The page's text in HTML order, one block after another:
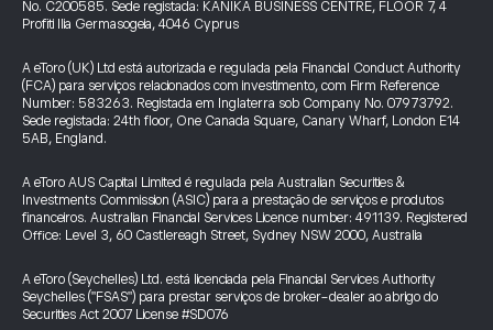
No. C200585. Sede registada: KANIKA BUSINESS CENTRE, FLOOR 7, 4
Profiti Ilia Germasogeia, 4046 Cyprus
A eToro (UK) Ltd está autorizada e regulada pela Financial Conduct Authority
(FCA) para serviços relacionados com investimento, com Firm Reference
Number: 583263. Registada em Inglaterra sob Company No. 07973792.
Sede registada: 24th floor, One Canada Square, Canary Wharf, London E14
5AB, England.
A eToro AUS Capital Limited é regulada pela Australian Securities &
Investments Commission (ASIC) para a prestação de serviços e produtos
financeiros. Australian Financial Services Licence number: 491139. Registered
Office: Level 3, 60 Castlereagh Street, Sydney NSW 2000, Australia
A eToro (Seychelles) Ltd. está licenciada pela Financial Services Authority
Seychelles ("FSAS") para prestar serviços de broker-dealer ao abrigo do
Securities Act 2007 License #SD076